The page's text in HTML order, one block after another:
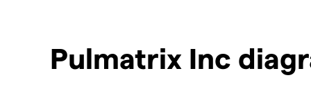
Pulmatrix Inc